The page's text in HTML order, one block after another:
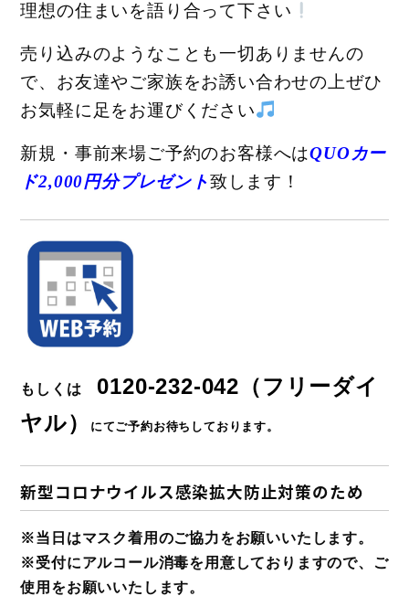
理想の住まいを語り合って下さい
売り込みのようなことも一切ありませんの
で、お友達やご家族をお誘い合わせの上ぜひ
お気軽に足をお運びください
新規・事前来場ご予約のお客様へはQUOカー
ド2,000円分プレゼント致します！
もしくは
0120-232-042（フリーダイ
ヤル）
にてご予約お待ちしております。
新型コロナウイルス感染拡大防止対策のため
※当日はマスク着用のご協力をお願いいたします。
※受付にアルコール消毒を用意しておりますので、ご
使用をお願いいたします。